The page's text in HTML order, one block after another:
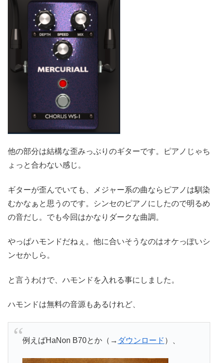
他の部分は結構な歪みっぶりのギターです。ピアノじゃち
ょっと合わない感じ。
ギターが歪んでいても、メジャー系の曲ならピアノは馴染
むかなぁと思うのです。シンセのピアノにしたので明るめ
の音だし。でも今回はかなりダークな曲調。
やっぱハモンドだねぇ。他に合いそうなのはオケっぽいシ
ンセかしら。
と言うわけで、ハモンドを入れる事にしました。
ハモンドは無料の音源もあるけれど、
例えばHaNon B70とか（→ ダウンロード ）、